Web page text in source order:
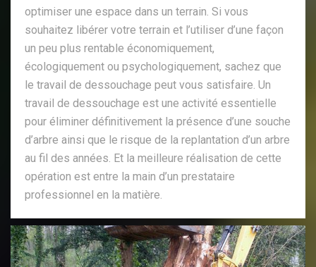
optimiser une espace dans un terrain. Si vous
souhaitez libérer votre terrain et l’utiliser d’une façon
un peu plus rentable économiquement,
écologiquement ou psychologiquement, sachez que
le travail de dessouchage peut vous satisfaire. Un
travail de dessouchage est une activité essentielle
pour éliminer définitivement la présence d’une souche
d’arbre ainsi que le risque de la replantation d’un arbre
au fil des années. Et la meilleure réalisation de cette
opération est entre la main d’un prestataire
professionnel en la matière.